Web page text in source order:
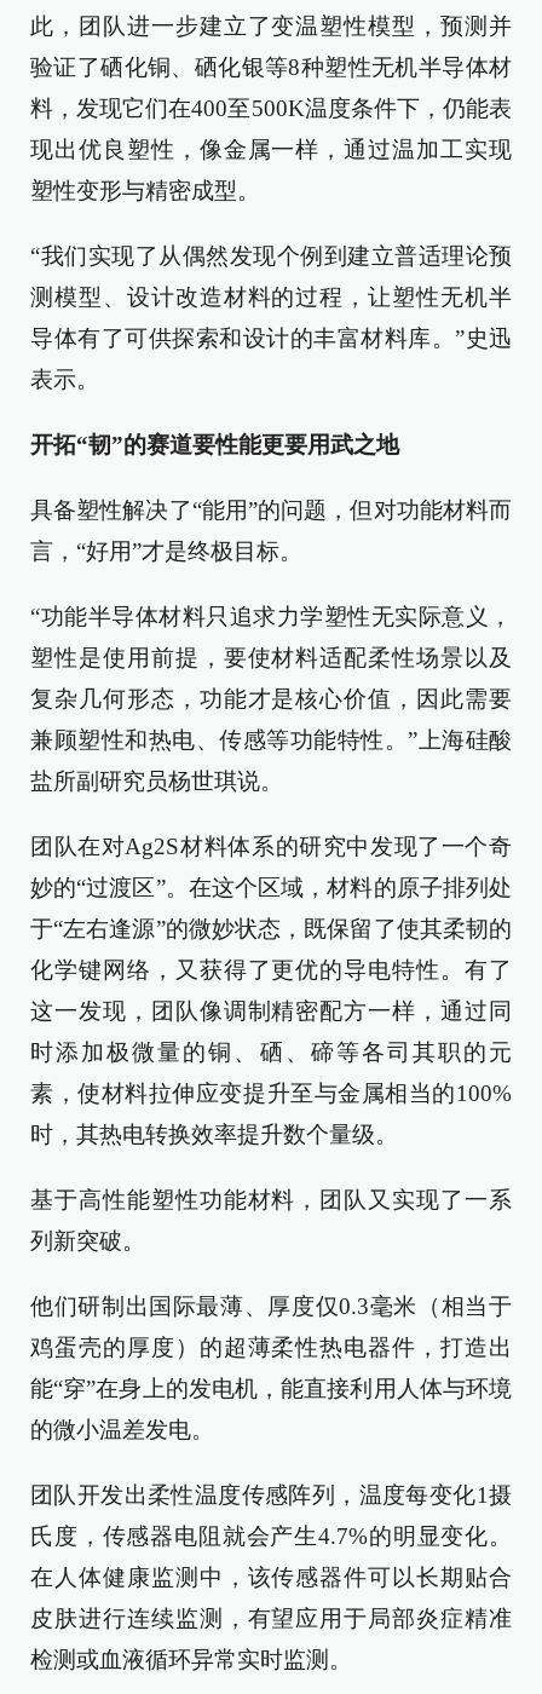
此，团队进一步建立了变温塑性模型，预测并
验证了硒化铜、硒化银等8种塑性无机半导体材
料，发现它们在400至500K温度条件下，仍能表
现出优良塑性，像金属一样，通过温加工实现
塑性变形与精密成型。
“我们实现了从偶然发现个例到建立普适理论预
测模型、设计改造材料的过程，让塑性无机半
导体有了可供探索和设计的丰富材料库。”史迅
表示。
开拓“韧”的赛道要性能更要用武之地
具备塑性解决了“能用”的问题，但对功能材料而
言，“好用”才是终极目标。
“功能半导体材料只追求力学塑性无实际意义，
塑性是使用前提，要使材料适配柔性场景以及
复杂几何形态，功能才是核心价值，因此需要
兼顾塑性和热电、传感等功能特性。”上海硅酸
盐所副研究员杨世琪说。
团队在对Ag2S材料体系的研究中发现了一个奇
妙的“过渡区”。在这个区域，材料的原子排列处
于“左右逢源”的微妙状态，既保留了使其柔韧的
化学键网络，又获得了更优的导电特性。有了
这一发现，团队像调制精密配方一样，通过同
时添加极微量的铜、硒、碲等各司其职的元
素，使材料拉伸应变提升至与金属相当的100%
时，其热电转换效率提升数个量级。
基于高性能塑性功能材料，团队又实现了一系
列新突破。
他们研制出国际最薄、厚度仅0.3毫米（相当于
鸡蛋壳的厚度）的超薄柔性热电器件，打造出
能“穿”在身上的发电机，能直接利用人体与环境
的微小温差发电。
团队开发出柔性温度传感阵列，温度每变化1摄
氏度，传感器电阻就会产生4.7%的明显变化。
在人体健康监测中，该传感器件可以长期贴合
皮肤进行连续监测，有望应用于局部炎症精准
检测或血液循环异常实时监测。